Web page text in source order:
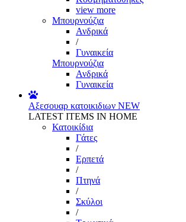
view more
Μπουρνούζια
Ανδρικά
/
Γυναικεία
Μπουρνούζια
Ανδρικά
Γυναικεία
Αξεσουαρ κατοικιδιων NEW
LATEST ITEMS IN HOME
Κατοικίδια
Γάτες
/
Ερπετά
/
Πτηνά
/
Σκύλοι
/